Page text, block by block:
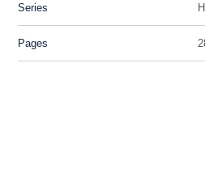
Series
Pages